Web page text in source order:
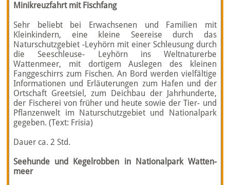
Minikreuzfahrt mit Fischfang
Sehr beliebt bei Erwachsenen und Familien mit
Kleinkindern, eine kleine Seereise durch das
Naturschutzgebiet -Leyhörn mit einer Schleusung durch
die Seeschleuse- Leyhörn ins Weltnaturerbe
Wattenmeer, mit dortigem Auslegen des kleinen
Fanggeschirrs zum Fischen. An Bord werden vielfältige
Informationen und Erläuterungen zum Hafen und der
Ortschaft Greetsiel, zum Deichbau der Jahrhunderte,
der Fischerei von früher und heute sowie der Tier- und
Pflanzenwelt im Naturschutzgebiet und Nationalpark
gegeben. (Text: Frisia)
Dauer ca. 2 Std.
Seehunde und Kegelrobben in Nationalpark Wat­ten­
meer